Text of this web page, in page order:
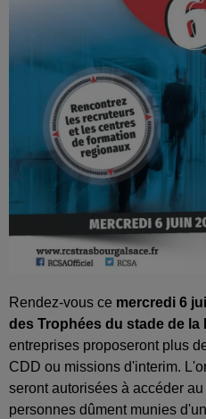
Rendez-vous ce mercredi 6
des Trophées du stade de la
entreprises proposeront plus
CDD ou missions d'interim.
seront autorisées à accéder
personnes dûment munies